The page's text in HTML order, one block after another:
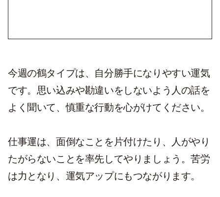
今週の鶴タイプは、自分勝手になりやすい運気
です。思い込みや勘違いをしないよう人の話を
よく聞いて、慎重な行動を心がけてください。
仕事運は、面倒なことを片付けたり、人がやり
たがらないことを率先してやりましょう。苦労
は力となり、運気アップにもつながります。